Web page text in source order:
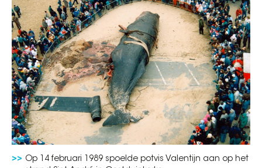
Op 14 februari 1989 spoelde potvis Valentijn aan op het